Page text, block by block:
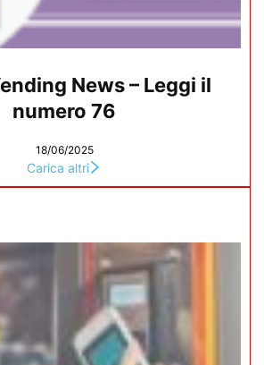
News – Leggi il
numero 76
18/06/2025
Carica altri